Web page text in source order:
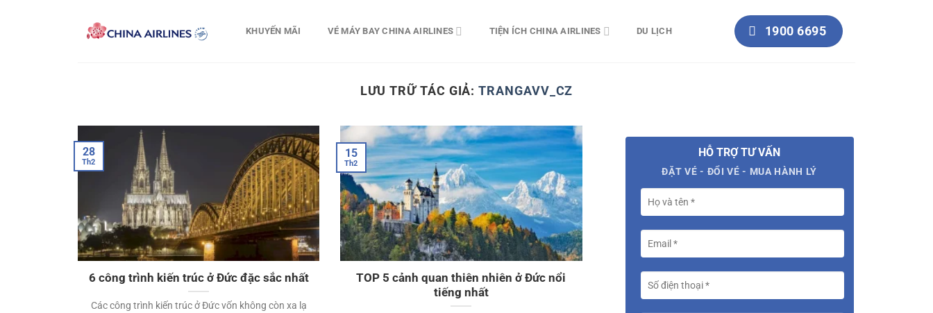
KHUYẾN MÃI VÉ MÁY BAY CHINA AIRLINES TIỆN ÍCH CHINA AIRLINES DU LỊCH 1900 6695
LƯU TRỮ TÁC GIẢ:TRANGAVV_CZ
6 công trình kiến trúc ở Đức đặc sắc nhất
Các công trình kiến trúc ở Đức vốn không còn xa lạ
28
Th2
TOP 5 cảnh quan thiên nhiên ở Đức nổi
tiếng nhất
15
Th2
HỖ TRỢ TƯ VẤN
ĐẶT VÉ - ĐỔI VÉ - MUA HÀNH LÝ